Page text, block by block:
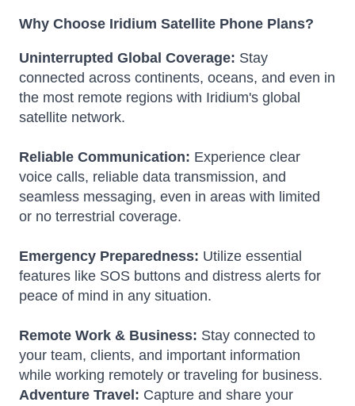
Why Choose Iridium Satellite Phone Plans?
Uninterrupted Global Coverage: Stay
connected across continents, oceans, and even in
the most remote regions with Iridium's global
satellite network.
Reliable Communication: Experience clear
voice calls, reliable data transmission, and
seamless messaging, even in areas with limited
or no terrestrial coverage.
Emergency Preparedness: Utilize essential
features like SOS buttons and distress alerts for
peace of mind in any situation.
Remote Work & Business: Stay connected to
your team, clients, and important information
while working remotely or traveling for business.
Adventure Travel: Capture and share your